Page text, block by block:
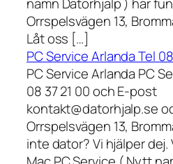
namn Datorhjälp ) har
Orrspelsvägen 13,
Låt oss […]
PC Service Arlanda Tel
PC Service Arlanda PC
08 37 21 00 och E-post
kontakt@datorhjalp.se
Orrspelsvägen 13,
inte dator? Vi hjälper dej.